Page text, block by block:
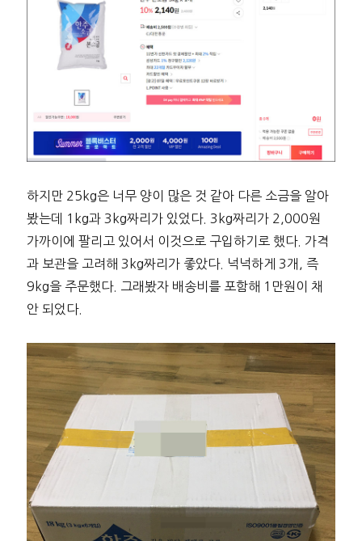
하지만 25kg은 너무 양이 많은 것 같아 다른 소금을 알아
봤는데 1kg과 3kg짜리가 있었다. 3kg짜리가 2,000원
가까이에 팔리고 있어서 이것으로 구입하기로 했다. 가격
과 보관을 고려해 3kg짜리가 좋았다. 넉넉하게 3개, 즉
9kg을 주문했다. 그래봤자 배송비를 포함해 1만원이 채
안 되었다.